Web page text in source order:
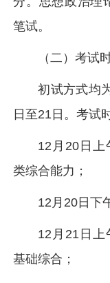
笔试。
（二）考试
初试方式均
日至21日。考试
12月20日上
类综合能力；
12月20日下
12月21日上
基础综合；